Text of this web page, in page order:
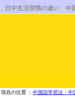
日中生活習慣の違い
現在の位置 ： 中国語学習法・